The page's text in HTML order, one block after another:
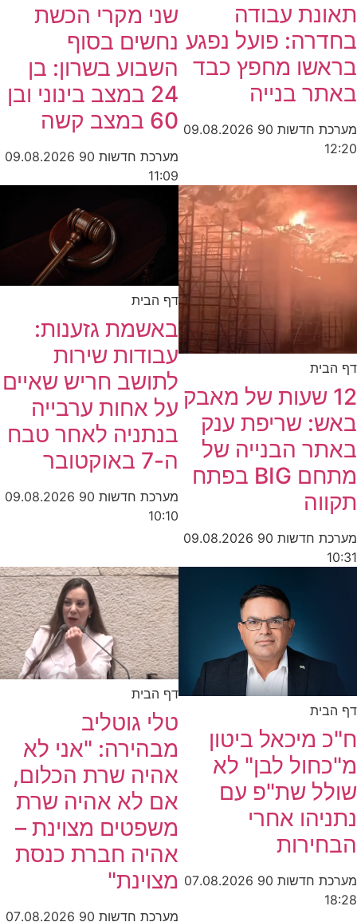
תאונת עבודה
בחדרה: פועל נפגע
בראשו מחפץ כבד
באתר בנייה
מערכת חדשות 90
09.08.2026
12:20
שני מקרי הכשת
נחשים בסוף
השבוע בשרון: בן
24 במצב בינוני ובן
60 במצב קשה
מערכת חדשות 90
09.08.2026
11:09
דף הבית
12 שעות של מאבק
באש: שריפת ענק
באתר הבנייה של
מתחם BIG בפתח
תקווה
מערכת חדשות 90
09.08.2026
10:31
דף הבית
באשמת גזענות:
עבודות שירות
לתושב חריש שאיים
על אחות ערבייה
בנתניה לאחר טבח
ה-7 באוקטובר
מערכת חדשות 90
09.08.2026
10:10
דף הבית
ח"כ מיכאל ביטון
מ"כחול לבן" לא
שולל שת"פ עם
נתניהו אחרי
הבחירות
מערכת חדשות 90
07.08.2026
18:28
דף הבית
טלי גוטליב
מבהירה: "אני לא
אהיה שרת הכלום,
אם לא אהיה שרת
משפטים מצוינת –
אהיה חברת כנסת
מצוינת"
מערכת חדשות 90
07.08.2026